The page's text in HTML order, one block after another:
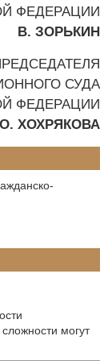
ФЕДЕРАЦИИ
В. ЗОРЬКИН
СУДА
ФЕДЕРАЦИИ
О. ХОХРЯКОВА
могут